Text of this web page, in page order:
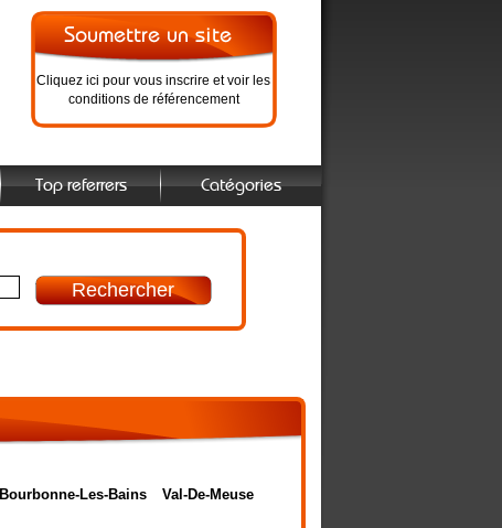
Cliquez ici pour vous inscrire et voir les
conditions de référencement
Top referrers Catégories
Bourbonne-Les-Bains
Val-De-Meuse